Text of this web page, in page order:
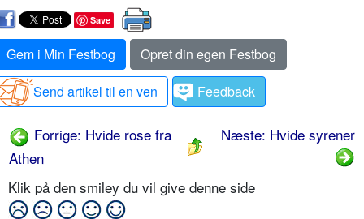
Save
Gem i Min Festbog
Opret din egen Festbog
Send artikel til en ven
Feedback
Forrige: Hvide rose fra
Athen
Næste: Hvide syrener
Klik på den smiley du vil give denne side